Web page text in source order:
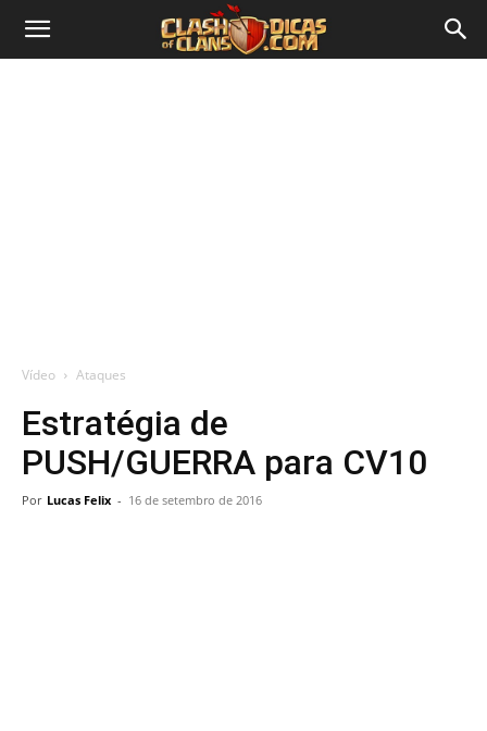
Vídeo Ataques
Estratégia de
PUSH/GUERRA para CV10
Por Lucas Felix - 16 de setembro de 2016